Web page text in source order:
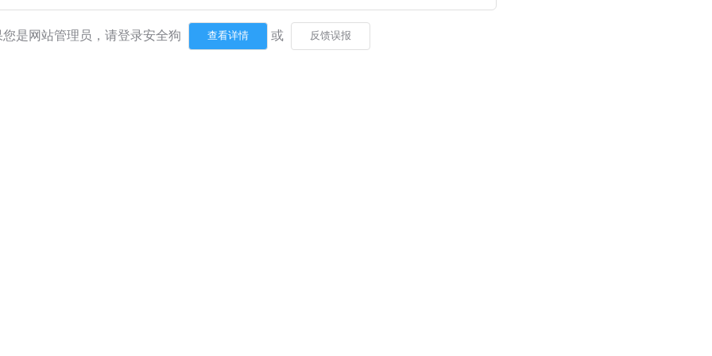
您是网站管理员，请登录安全狗 或